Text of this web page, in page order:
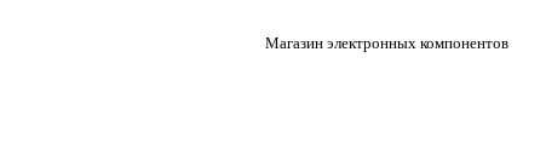
Магазин электронных компонентов